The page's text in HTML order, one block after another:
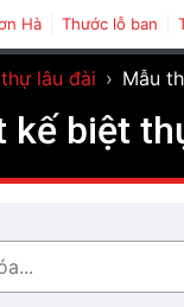
Hà Thước lỗ ban
lâu đài › Mẫu
kế biệt